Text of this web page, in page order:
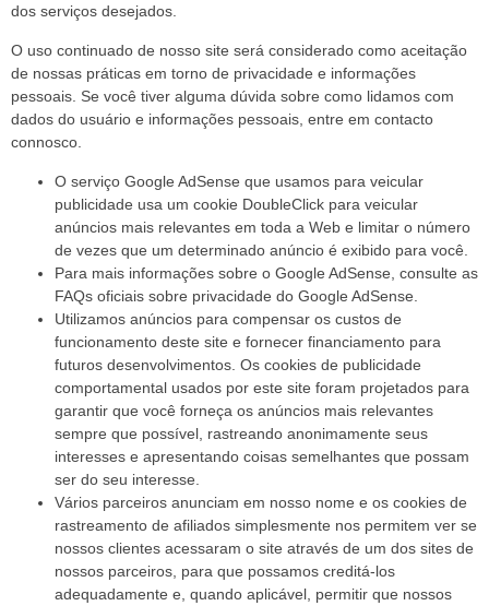
dos serviços desejados.
O uso continuado de nosso site será considerado como aceitação
de nossas práticas em torno de privacidade e informações
pessoais. Se você tiver alguma dúvida sobre como lidamos com
dados do usuário e informações pessoais, entre em contacto
connosco.
O serviço Google AdSense que usamos para veicular
publicidade usa um cookie DoubleClick para veicular
anúncios mais relevantes em toda a Web e limitar o número
de vezes que um determinado anúncio é exibido para você.
Para mais informações sobre o Google AdSense, consulte as
FAQs oficiais sobre privacidade do Google AdSense.
Utilizamos anúncios para compensar os custos de
funcionamento deste site e fornecer financiamento para
futuros desenvolvimentos. Os cookies de publicidade
comportamental usados por este site foram projetados para
garantir que você forneça os anúncios mais relevantes
sempre que possível, rastreando anonimamente seus
interesses e apresentando coisas semelhantes que possam
ser do seu interesse.
Vários parceiros anunciam em nosso nome e os cookies de
rastreamento de afiliados simplesmente nos permitem ver se
nossos clientes acessaram o site através de um dos sites de
nossos parceiros, para que possamos creditá-los
adequadamente e, quando aplicável, permitir que nossos